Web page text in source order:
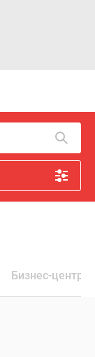
Бизнес-центры